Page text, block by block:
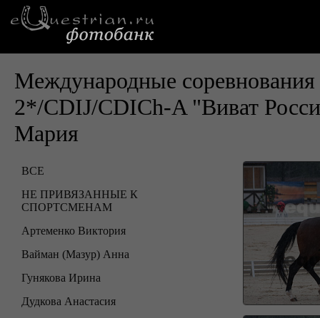
Международные
2*/CDIJ/CDICh-A "Виват
Мария
ВСЕ
НЕ ПРИВЯЗАННЫЕ К
СПОРТСМЕНАМ
Артеменко Виктория
Вайман (Мазур) Анна
Гунякова Ирина
Дудкова Анастасия